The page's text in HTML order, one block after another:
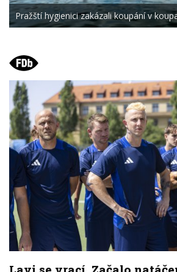
Pražští hygienici zakázali koupání v